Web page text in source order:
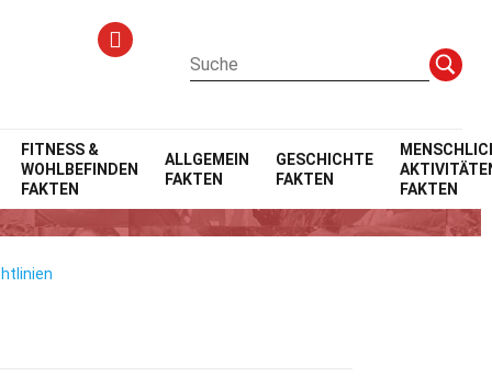
FITNESS &
WOHLBEFINDEN
FAKTEN
ALLGEMEIN
FAKTEN
GESCHICHTE
FAKTEN
FAKTEN